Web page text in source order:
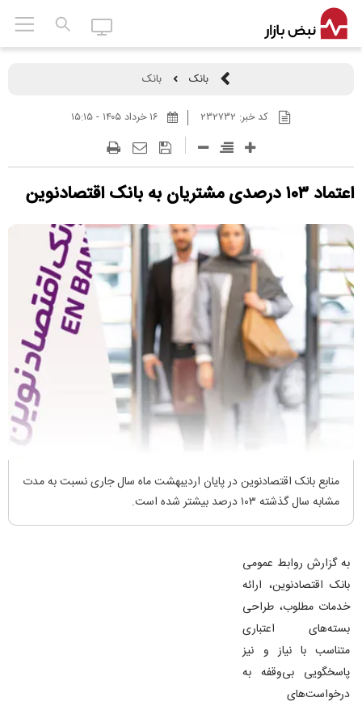
بانک بانک
کد خبر: ۲۳۲۷۳۲
اعتماد ۱۰۳ درصدی مشتریان به بانک اقتصادنوین
منابع بانک اقتصادنوین در پایان اردیبهشت ماه سال جاری نسبت به مدت
مشابه سال گذشته ۱۰۳ درصد بیشتر شده است.
به گزارش روابط عمومی
بانک اقتصادنوین، ارائه
خدمات مطلوب، طراحی
بسته‌های اعتباری
متناسب با نیاز و نیز
پاسخگویی بی‌وقفه به
درخواست‌های